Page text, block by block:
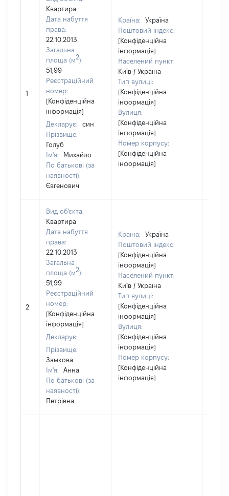
1
Квартира
Дата набуття
права:
22.10.2013
Загальна
площа (м2):
51,99
Реєстраційний
номер:
[Конфіденційна
інформація]
Декларує:
син
Прізвище:
Голуб
Ім'я:
Михайло
По батькові (за
наявності):
Євгенович
Країна:
Україна
Поштовий індекс:
[Конфіденційна
інформація]
Населений пункт:
Київ / Україна
Тип вулиці:
[Конфіденційна
інформація]
Вулиця:
[Конфіденційна
інформація]
Номер корпусу:
[Конфіденційна
інформація]
2
Вид об'єкта:
Квартира
Дата набуття
права:
22.10.2013
Загальна
площа (м2):
51,99
Реєстраційний
номер:
[Конфіденційна
інформація]
Декларує:
Прізвище:
Замкова
Ім'я:
Анна
По батькові (за
наявності):
Петрівна
Країна:
Україна
Поштовий індекс:
[Конфіденційна
інформація]
Населений пункт:
Київ / Україна
Тип вулиці:
[Конфіденційна
інформація]
Вулиця:
[Конфіденційна
інформація]
Номер корпусу:
[Конфіденційна
інформація]